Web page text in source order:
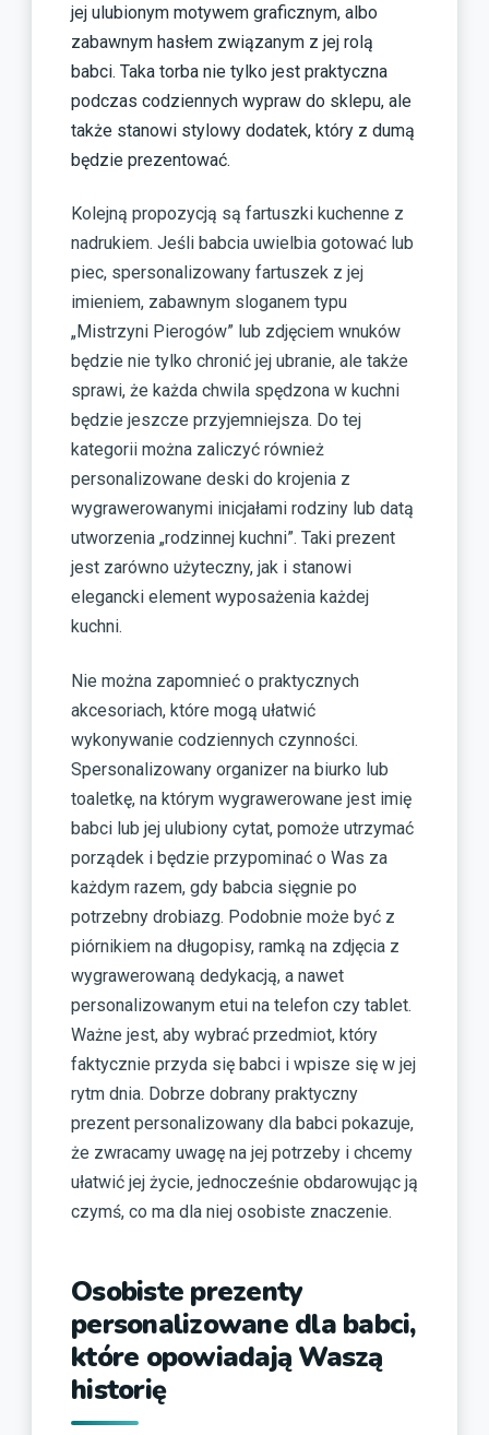
jej ulubionym motywem graficznym, albo
zabawnym hasłem związanym z jej rolą
babci. Taka torba nie tylko jest praktyczna
podczas codziennych wypraw do sklepu, ale
także stanowi stylowy dodatek, który z dumą
będzie prezentować.
Kolejną propozycją są fartuszki kuchenne z
nadrukiem. Jeśli babcia uwielbia gotować lub
piec, spersonalizowany fartuszek z jej
imieniem, zabawnym sloganem typu
„Mistrzyni Pierogów” lub zdjęciem wnuków
będzie nie tylko chronić jej ubranie, ale także
sprawi, że każda chwila spędzona w kuchni
będzie jeszcze przyjemniejsza. Do tej
kategorii można zaliczyć również
personalizowane deski do krojenia z
wygrawerowanymi inicjałami rodziny lub datą
utworzenia „rodzinnej kuchni”. Taki prezent
jest zarówno użyteczny, jak i stanowi
elegancki element wyposażenia każdej
kuchni.
Nie można zapomnieć o praktycznych
akcesoriach, które mogą ułatwić
wykonywanie codziennych czynności.
Spersonalizowany organizer na biurko lub
toaletkę, na którym wygrawerowane jest imię
babci lub jej ulubiony cytat, pomoże utrzymać
porządek i będzie przypominać o Was za
każdym razem, gdy babcia sięgnie po
potrzebny drobiazg. Podobnie może być z
piórnikiem na długopisy, ramką na zdjęcia z
wygrawerowaną dedykacją, a nawet
personalizowanym etui na telefon czy tablet.
Ważne jest, aby wybrać przedmiot, który
faktycznie przyda się babci i wpisze się w jej
rytm dnia. Dobrze dobrany praktyczny
prezent personalizowany dla babci pokazuje,
że zwracamy uwagę na jej potrzeby i chcemy
ułatwić jej życie, jednocześnie obdarowując ją
czymś, co ma dla niej osobiste znaczenie.
Osobiste prezenty
personalizowane dla babci,
które opowiadają Waszą
historię